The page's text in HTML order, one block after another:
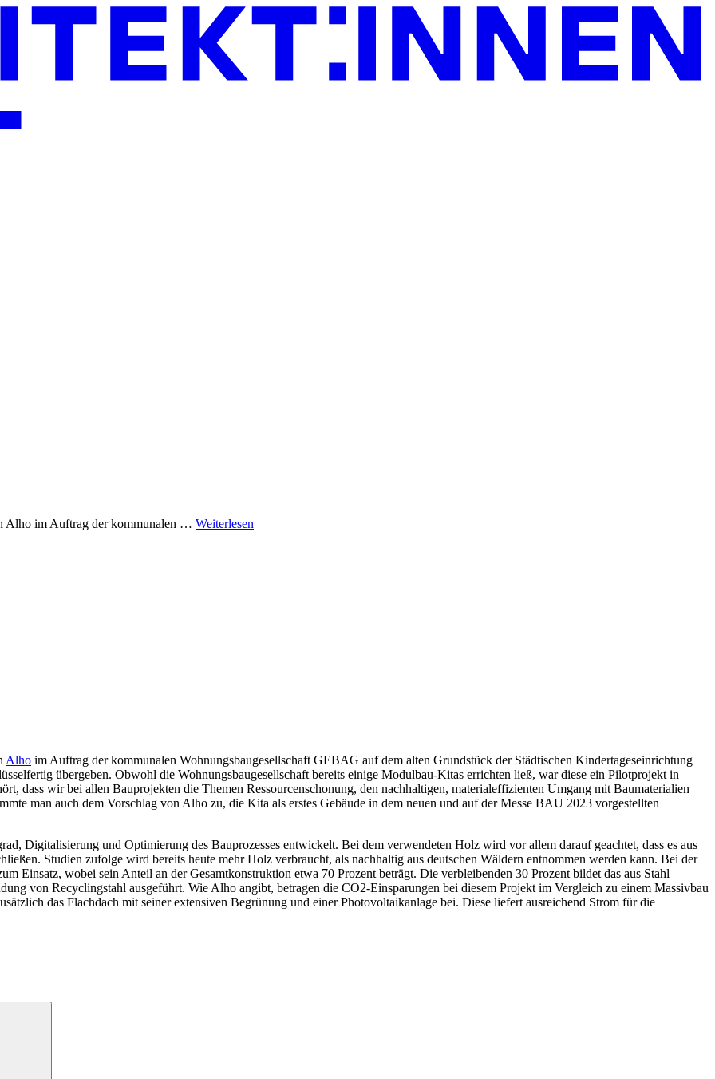
Alho im Auftrag der kommunalen … Weiterlesen
Alho im Auftrag der kommunalen Wohnungsbaugesellschaft GEBAG auf dem alten Grundstück der Städtischen Kindertageseinrichtung
übergeben. Obwohl die ­Wohnungsbaugesellschaft bereits einige Modulbau-Kitas errichten ließ, war diese ein Pilotprojekt in
dass wir bei allen Bauprojekten die Themen Ressourcenschonung, den nachhaltigen, materialeffizienten Umgang mit Baumaterialien
man auch dem Vorschlag von Alho zu, die Kita als erstes Gebäude in dem neuen und auf der Messe BAU 2023 vorgestellten
Digitalisierung und Optimierung des Bauprozesses entwickelt. Bei dem verwendeten Holz wird vor allem darauf geachtet, dass es aus
Studien zufolge wird bereits heute mehr Holz verbraucht, als nachhaltig aus deutschen Wäldern entnommen werden kann. Bei der
Einsatz, wobei sein Anteil an der Gesamtkonstruktion etwa 70 Prozent beträgt. Die verbleibenden 30 Prozent bildet das aus Stahl
von Recyclingstahl ausgeführt. Wie Alho angibt, betragen die CO2-Einsparungen bei diesem Projekt im Vergleich zu einem Massivbau
das Flachdach mit seiner extensiven Begrünung und einer Photovoltaikanlage bei. Diese liefert ausreichend Strom für die